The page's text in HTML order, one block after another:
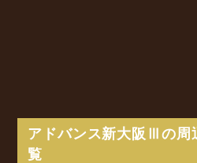
アドバンス新大阪Ⅲの周
覧